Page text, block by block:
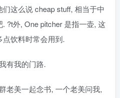
这么说 cheap stuff, 相当于中
?t外, One pitcher 是指一壶, 这
饮料时常会用到.
有我的门路.
老美一起念书, 一个老美问我,